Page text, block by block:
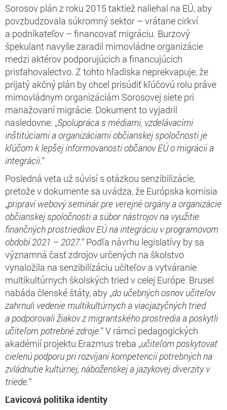
Sorosov plán z roku 2015 taktiež naliehal na EÚ, aby
povzbudzovala súkromný sektor – vrátane cirkví
a podnikateľov – financovať migráciu. Burzový
špekulant navyše zaradil mimovládne organizácie
medzi aktérov podporujúcich a financujúcich
prisťahovalectvo. Z tohto hľadiska neprekvapuje, že
prijatý akčný plán by chcel prisúdiť kľúčovú rolu práve
mimovládnym organizáciám Sorosovej siete pri
manažovaní migrácie. Dokument to vyjadril
nasledovne: „Spolupráca s médiami, vzdelávacími
inštitúciami a organizáciami občianskej spoločnosti je
kľúčom k lepšej informovanosti občanov EÚ o migrácii a
integrácii.“
Posledná veta už súvisí s otázkou senzibilizácie,
pretože v dokumente sa uvádza, že Európska komisia
„pripraví webový seminár pre verejné orgány a organizácie
občianskej spoločnosti a súbor nástrojov na využitie
finančných prostriedkov EÚ na integráciu v programovom
období 2021 – 2027.“ Podľa návrhu legislatívy by sa
významná časť zdrojov určených na školstvo
vynaložila na senzibilizáciu učiteľov a vytváranie
multikultúrnych školských tried v celej Európe. Brusel
nabáda členské štáty, aby „do učebných osnov učiteľov
zahrnuli vedenie multikultúrnych a viacjazyčných tried
a podporovali žiakov z migrantského prostredia a poskytli
učiteľom potrebné zdroje.“ V rámci pedagogických
akadémií projektu Erazmus treba „učiteľom poskytovať
cielenú podporu pri rozvíjaní kompetencií potrebných na
zvládnutie kultúrnej, náboženskej a jazykovej diverzity v
triede.“
Ľavicová politika identity